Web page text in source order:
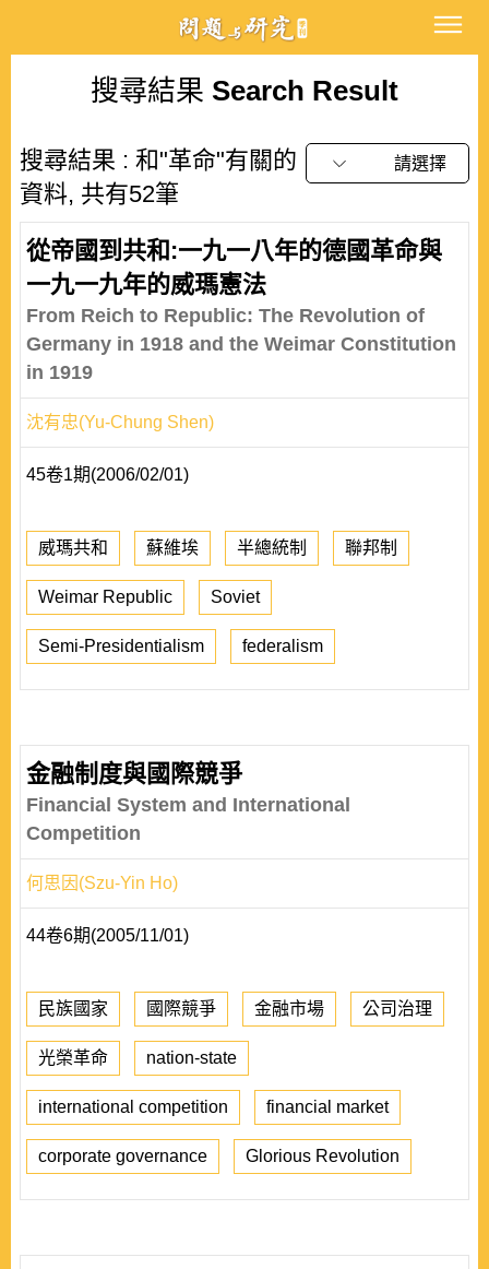
搜尋結果 Search Result
搜尋結果 : 和"革命"有關的
資料, 共有52筆
請選擇
從帝國到共和:一九一八年的德國革命與
一九一九年的威瑪憲法
From Reich to Republic: The Revolution of
Germany in 1918 and the Weimar Constitution
in 1919
沈有忠(Yu-Chung Shen)
45卷1期(2006/02/01)
威瑪共和 蘇維埃 半總統制 聯邦制
Weimar Republic Soviet
Semi-Presidentialism federalism
金融制度與國際競爭
Financial System and International
Competition
何思因(Szu-Yin Ho)
44卷6期(2005/11/01)
民族國家 國際競爭 金融市場 公司治理
光榮革命 nation-state
international competition financial market
corporate governance Glorious Revolution